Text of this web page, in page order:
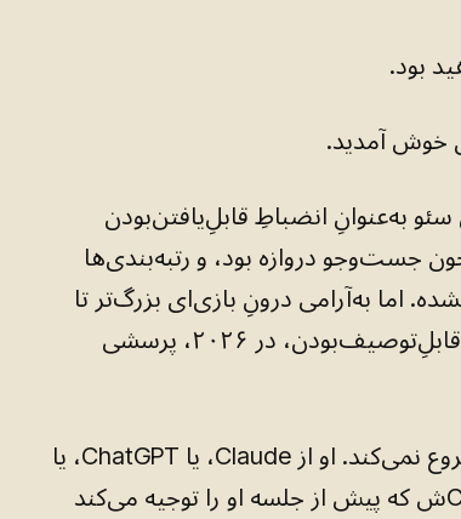
بود.
خوش آمدید.
سئو به‌عنوانِ انضباطِ قابلِ‌یافتن‌بودن
جست‌وجو دروازه بود، و رتبه‌بندی‌ها
اما به‌آرامی درونِ بازی‌ای بزرگ‌تر تا
است. و قابلِ‌توصیف‌بودن، در ۲۰۲۶، پرسشی
چون خریدارِ شما دیگر از Google شروع نمی‌کند. او از Claude، یا ChatGPT، یا
Perplexity، یا یک ایجنتِ درونِ CRMش که پیش از جلسه او را توجیه می‌کند